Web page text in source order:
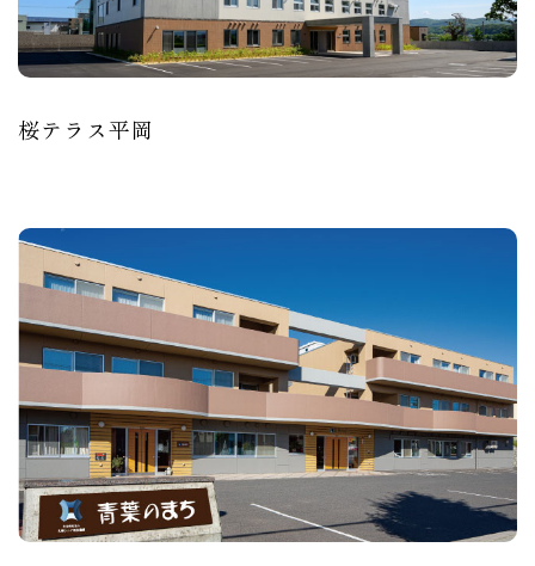
桜テラス平岡